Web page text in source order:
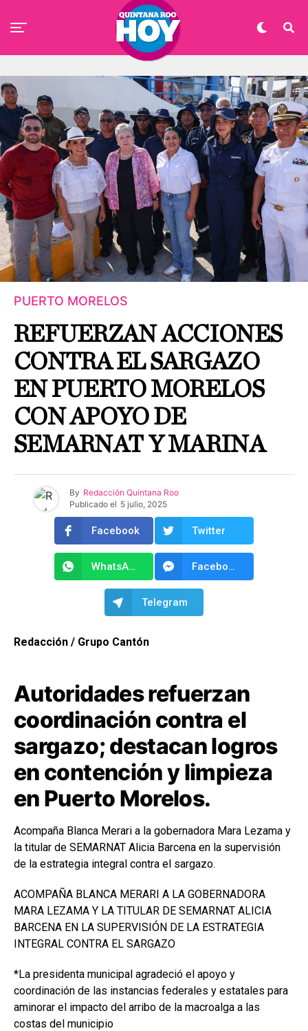
PUERTO MORELOS
REFUERZAN ACCIONES
CONTRA EL SARGAZO
EN PUERTO MORELOS
CON APOYO DE
SEMARNAT Y MARINA
By Redacción Quintana Roo
Publicado el 5 julio, 2025
Facebook Twitter
WhatsApp Facebook Messenger
Telegram
Redacción / Grupo Cantón
Autoridades refuerzan
coordinación contra el
sargazo; destacan logros
en contención y limpieza
en Puerto Morelos.
Acompaña Blanca Merari a la gobernadora Mara Lezama y
la titular de SEMARNAT Alicia Barcena en la supervisión
de la estrategia integral contra el sargazo.
ACOMPAÑA BLANCA MERARI A LA GOBERNADORA
MARA LEZAMA Y LA TITULAR DE SEMARNAT ALICIA
BARCENA EN LA SUPERVISIÓN DE LA ESTRATEGIA
INTEGRAL CONTRA EL SARGAZO
*La presidenta municipal agradeció el apoyo y
coordinación de las instancias federales y estatales para
aminorar el impacto del arribo de la macroalga a las
costas del municipio